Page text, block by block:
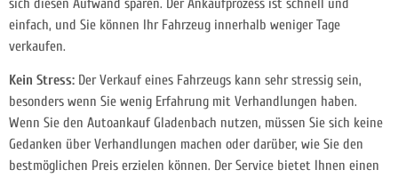
sich diesen Aufwand sparen. Der Ankaufprozess ist schnell und
einfach, und Sie können Ihr Fahrzeug innerhalb weniger Tage
verkaufen.
Kein Stress: Der Verkauf eines Fahrzeugs kann sehr stressig sein,
besonders wenn Sie wenig Erfahrung mit Verhandlungen haben.
Wenn Sie den Autoankauf Gladenbach nutzen, müssen Sie sich keine
Gedanken über Verhandlungen machen oder darüber, wie Sie den
bestmöglichen Preis erzielen können. Der Service bietet Ihnen einen